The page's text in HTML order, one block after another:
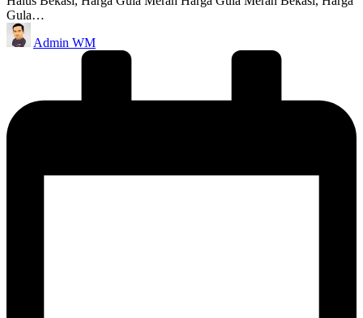
Gula…
Posted
by
Admin WM